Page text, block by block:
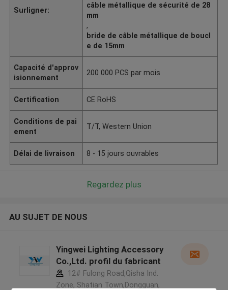
Surligner:
câble métallique de sécurité de 28
mm
,
bride de câble métallique de boucl
e de 15mm
Capacité d'approv
isionnement
200 000 PCS par mois
Certification CE RoHS
Conditions de pai
ement
T/T, Western Union
Délai de livraison 8 - 15 jours ouvrables
Regardez plus
AU SUJET DE NOUS
Yingwei Lighting Accessory
Co.,Ltd. profil du fabricant
12# Fulong Road,Qisha Ind.
Zone, Shatian Town,Dongguan,